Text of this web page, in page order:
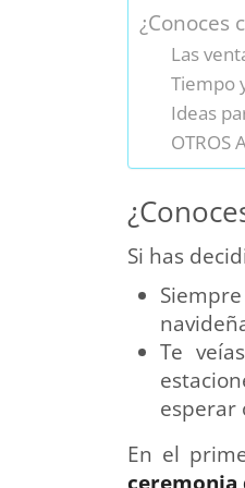
¿Conoces
Las
Tiempo
Ideas
OTROS
Si has
Te
esperar
En el